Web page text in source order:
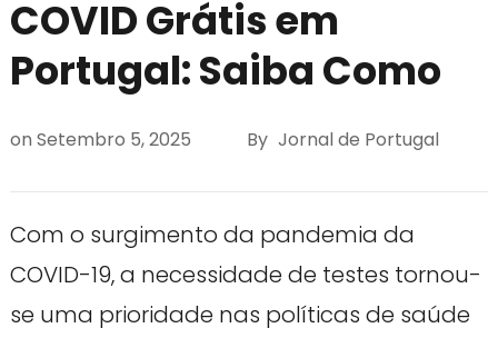
COVID Grátis em
Portugal: Saiba Como
on Setembro 5, 2025 By Jornal de Portugal
Com o surgimento da pandemia da
COVID-19, a necessidade de testes tornou-
se uma prioridade nas políticas de saúde